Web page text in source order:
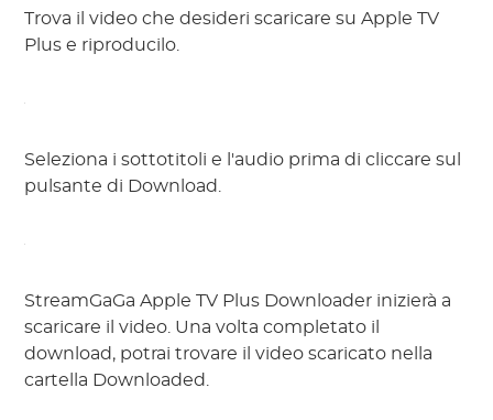
Trova il video che desideri scaricare su Apple TV
Plus e riproducilo.
Seleziona i sottotitoli e l'audio prima di cliccare sul
pulsante di Download.
StreamGaGa Apple TV Plus Downloader inizierà a
scaricare il video. Una volta completato il
download, potrai trovare il video scaricato nella
cartella Downloaded.